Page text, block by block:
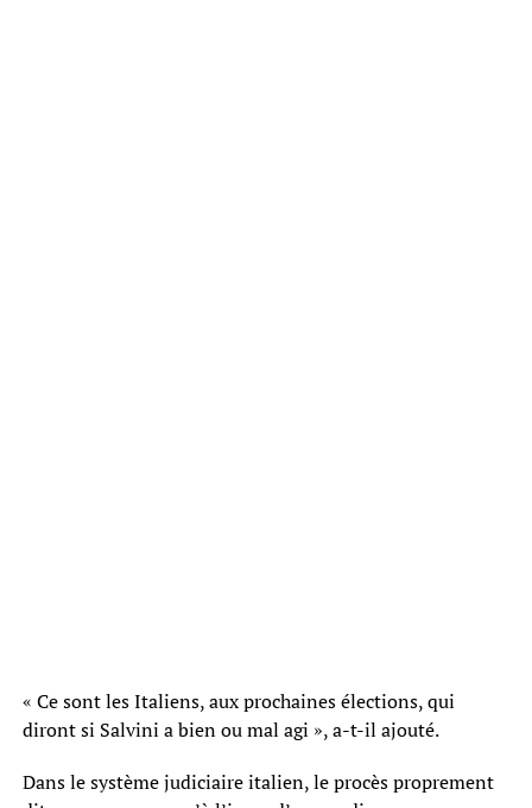
« Ce sont les Italiens, aux prochaines élections, qui
diront si Salvini a bien ou mal agi », a-t-il ajouté.
Dans le système judiciaire italien, le procès proprement